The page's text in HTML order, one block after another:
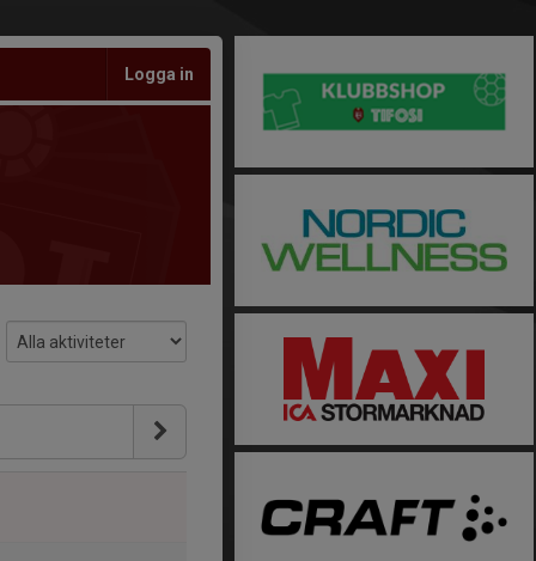
Logga in